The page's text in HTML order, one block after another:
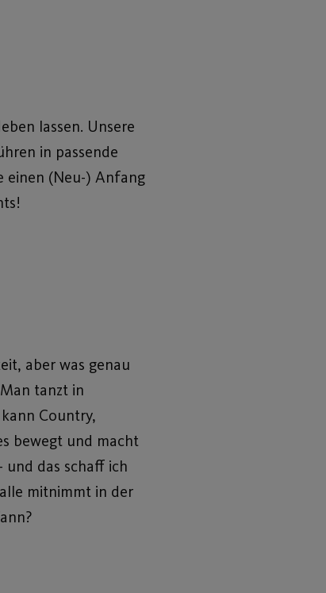
lassen. Unsere
in passende
einen (Neu-) Anfang
aber was genau
tanzt in
Country,
bewegt und macht
und das schaff ich
mitnimmt in der